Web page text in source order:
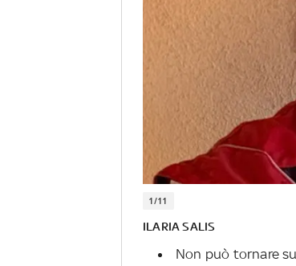
1/11
ILARIA SALIS
Non può tornare